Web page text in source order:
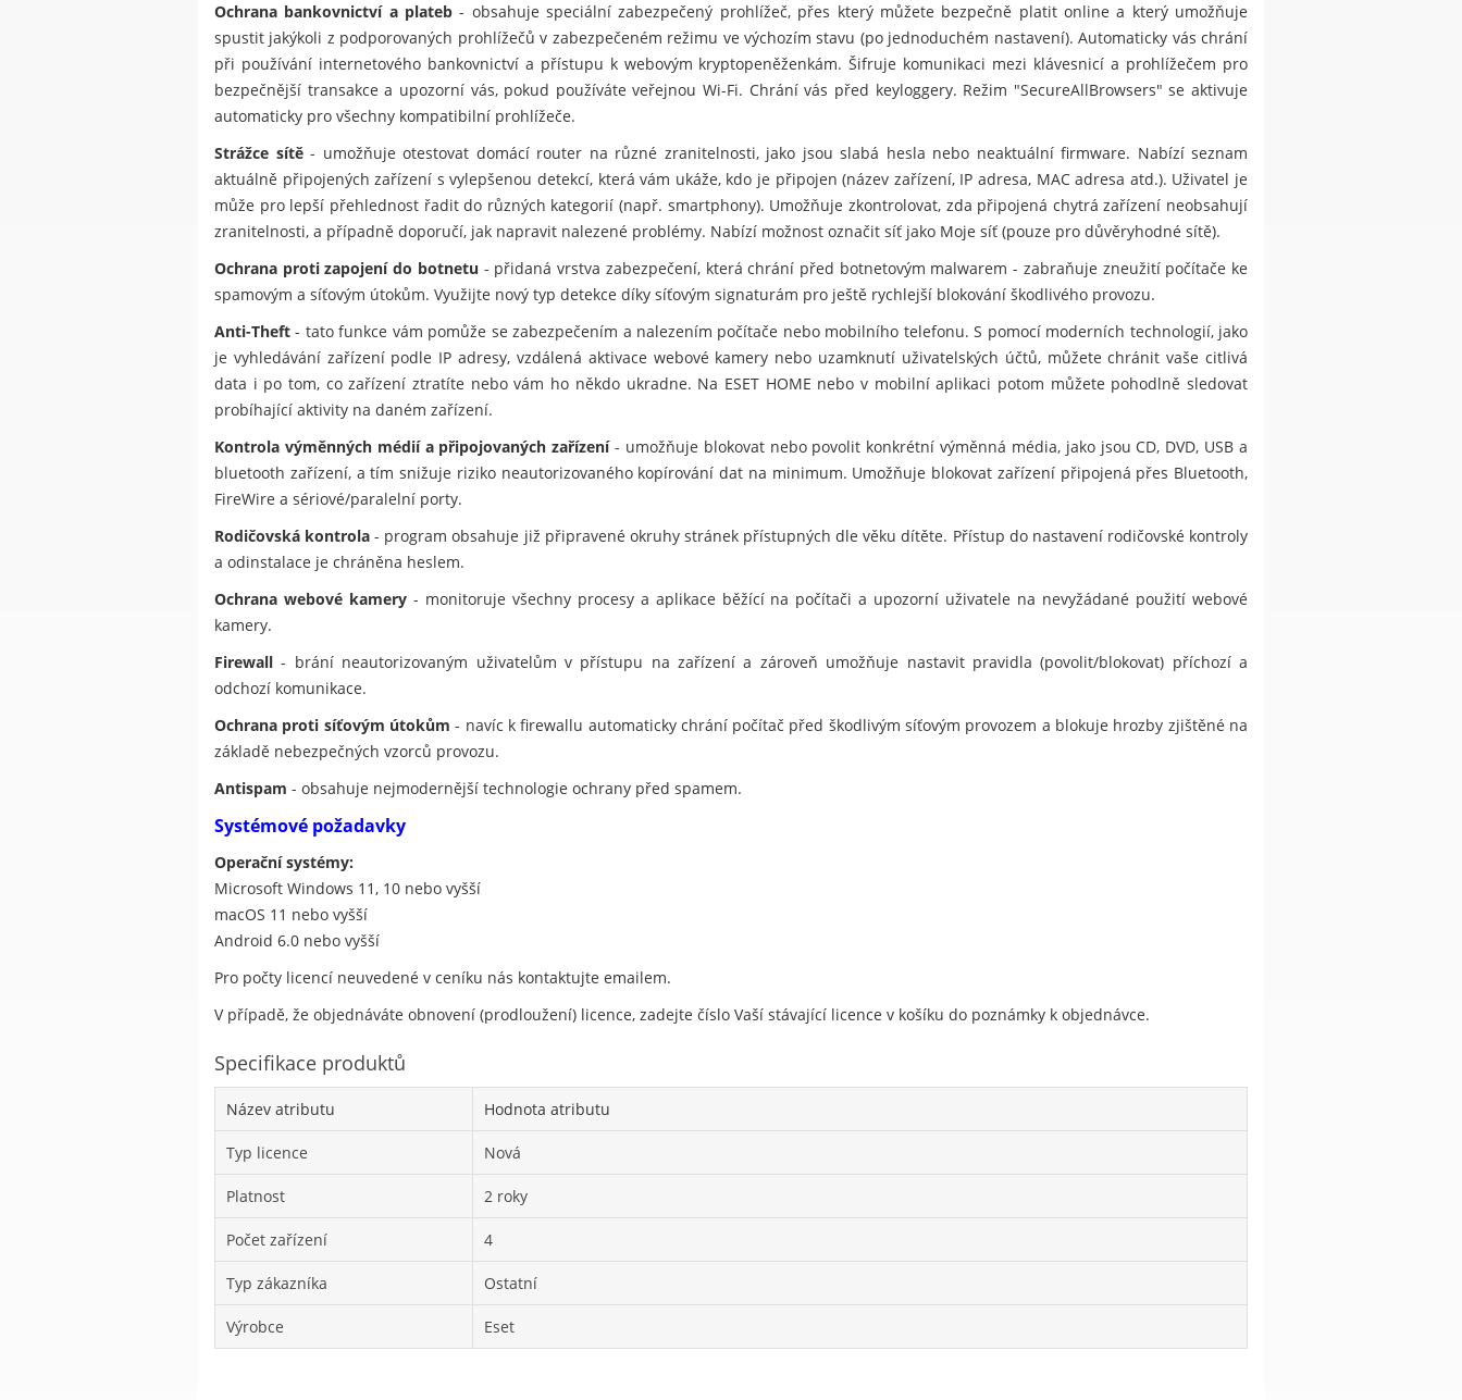
Ochrana bankovnictví a plateb - obsahuje speciální zabezpečený prohlížeč, přes který můžete bezpečně platit online a který umožňuje
spustit jakýkoli z podporovaných prohlížečů v zabezpečeném režimu ve výchozím stavu (po jednoduchém nastavení). Automaticky vás chrání
při používání internetového bankovnictví a přístupu k webovým kryptopeněženkám. Šifruje komunikaci mezi klávesnicí a prohlížečem pro
bezpečnější transakce a upozorní vás, pokud používáte veřejnou Wi-Fi. Chrání vás před keyloggery. Režim "SecureAllBrowsers" se aktivuje
automaticky pro všechny kompatibilní prohlížeče.
Strážce sítě- umožňuje otestovat domácí router na různé zranitelnosti, jako jsou slabá hesla nebo neaktuální firmware. Nabízí seznam
aktuálně připojených zařízení s vylepšenou detekcí, která vám ukáže, kdo je připojen (název zařízení, IP adresa, MAC adresa atd.). Uživatel je
může pro lepší přehlednost řadit do různých kategorií (např. smartphony). Umožňuje zkontrolovat, zda připojená chytrá zařízení neobsahují
zranitelnosti, a případně doporučí, jak napravit nalezené problémy. Nabízí možnost označit síť jako Moje síť (pouze pro důvěryhodné sítě).
Ochrana proti zapojení do botnetu - přidaná vrstva zabezpečení, která chrání před botnetovým malwarem - zabraňuje zneužití počítače ke
spamovým a síťovým útokům. Využijte nový typ detekce díky síťovým signaturám pro ještě rychlejší blokování škodlivého provozu.
Anti-Theft - tato funkce vám pomůže se zabezpečením a nalezením počítače nebo mobilního telefonu. S pomocí moderních technologií, jako
je vyhledávání zařízení podle IP adresy, vzdálená aktivace webové kamery nebo uzamknutí uživatelských účtů, můžete chránit vaše citlivá
data i po tom, co zařízení ztratíte nebo vám ho někdo ukradne. Na ESET HOME nebo v mobilní aplikaci potom můžete pohodlně sledovat
probíhající aktivity na daném zařízení.
Kontrola výměnných médií a připojovaných zařízení- umožňuje blokovat nebo povolit konkrétní výměnná média, jako jsou CD, DVD, USB a
bluetooth zařízení, a tím snižuje riziko neautorizovaného kopírování dat na minimum. Umožňuje blokovat zařízení připojená přes Bluetooth,
FireWire a sériové/paralelní porty.
Rodičovská kontrola - program obsahuje již připravené okruhy stránek přístupných dle věku dítěte. Přístup do nastavení rodičovské kontroly
a odinstalace je chráněna heslem.
Ochrana webové kamery- monitoruje všechny procesy a aplikace běžící na počítači a upozorní uživatele na nevyžádané použití webové
kamery.
Firewall - brání neautorizovaným uživatelům v přístupu na zařízení a zároveň umožňuje nastavit pravidla (povolit/blokovat) příchozí a
odchozí komunikace.
Ochrana proti síťovým útokům - navíc k firewallu automaticky chrání počítač před škodlivým síťovým provozem a blokuje hrozby zjištěné na
základě nebezpečných vzorců provozu.
Antispam - obsahuje nejmodernější technologie ochrany před spamem.
Systémové požadavky
Operační systémy:
Microsoft Windows 11, 10 nebo vyšší
macOS 11 nebo vyšší
Android 6.0 nebo vyšší
Pro počty licencí neuvedené v ceníku nás kontaktujte emailem.
V případě, že objednáváte obnovení (prodloužení) licence, zadejte číslo Vaší stávající licence v košíku do poznámky k objednávce.
Specifikace produktů
Název atributu Hodnota atributu
Typ licence Nová
Platnost 2 roky
Počet zařízení 4
Typ zákazníka Ostatní
Výrobce Eset